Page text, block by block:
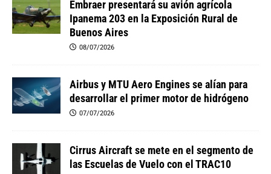
Embraer presentará su avión agrícola
Ipanema 203 en la Exposición Rural de
Buenos Aires
08/07/2026
Airbus y MTU Aero Engines se alían para
desarrollar el primer motor de hidrógeno
07/07/2026
Cirrus Aircraft se mete en el segmento de
las Escuelas de Vuelo con el TRAC10